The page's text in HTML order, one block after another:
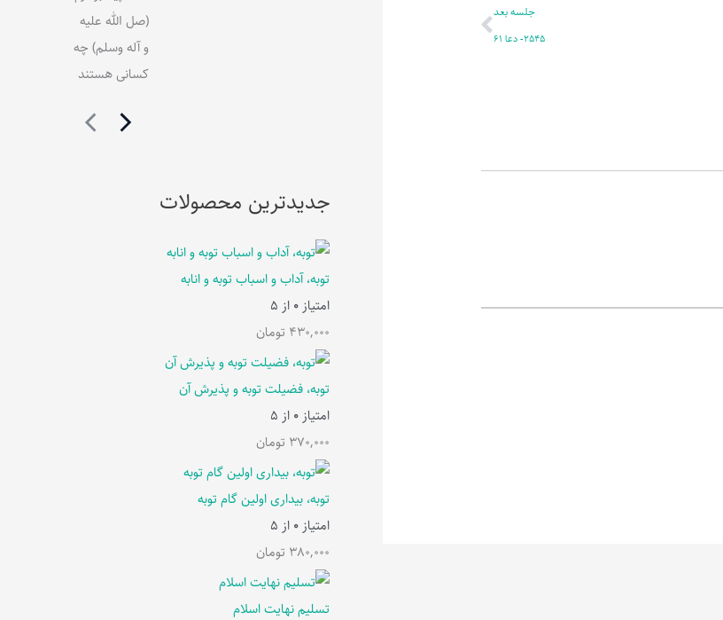
جلسه بعد
2545- دعا 61
بعدی
(صل الله علیه
و آله وسلم) چه
کسانی هستند
جدیدترین محصولات
توبه، آداب و اسباب توبه و انابه
امتیاز 0 از 5
430,000 تومان
توبه، فضیلت توبه و پذیرش آن
امتیاز 0 از 5
370,000 تومان
توبه، بیداری اولین گام توبه
امتیاز 0 از 5
380,000 تومان
تسلیم نهایت اسلام